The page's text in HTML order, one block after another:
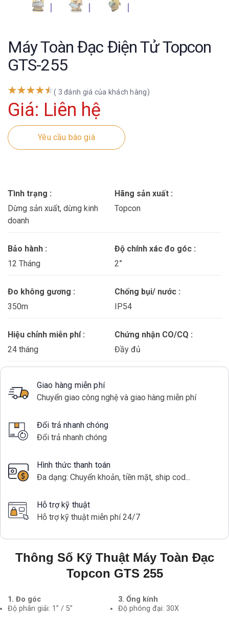
Máy Toàn Đạc Điện Tử Topcon
GTS-255
( 3 đánh giá của khách hàng)
Giá: Liên hệ
Yêu cầu báo giá
Tình trạng :
Dừng sản xuất, dừng kinh
doanh
Hãng sản xuất :
Topcon
Bảo hành :
12 Tháng
Độ chính xác đo góc :
2”
Đo không gương :
350m
Chống bụi/ nước :
IP54
Hiệu chỉnh miễn phí :
24 tháng
Chứng nhận CO/CQ :
Đầy đủ
Giao hàng miễn phí
Chuyển giao công nghệ và giao hàng miễn phí
Đổi trả nhanh chóng
Đổi trả nhanh chóng
Hình thức thanh toán
Đa dạng: Chuyển khoản, tiền mặt, ship cod...
Hỗ trợ kỹ thuật
Hỗ trợ kỹ thuật miễn phí 24/7
Thông Số Kỹ Thuật Máy Toàn Đạc
Topcon GTS 255
1. Đo góc
Độ phân giải: 1” / 5”
3. Ống kính
Độ phóng đại: 30X